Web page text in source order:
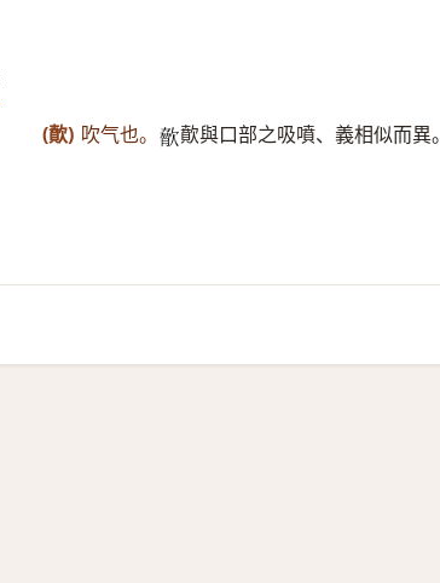
(歕) 吹气也。 𣣲 歕與口部之吸噴、義相似而異。